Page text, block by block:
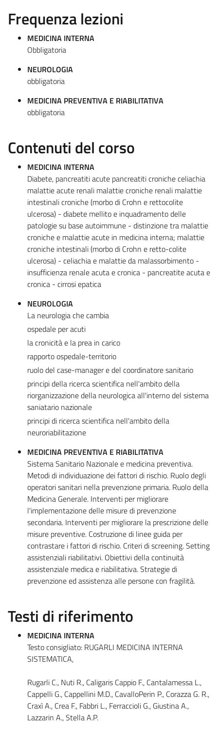
Frequenza lezioni
MEDICINA INTERNA
Obbligatoria
NEUROLOGIA
obbligatoria
MEDICINA PREVENTIVA E RIABILITATIVA
obbligatoria
Contenuti del corso
MEDICINA INTERNA
Diabete, pancreatiti acute pancreatiti croniche celiachia
malattie acute renali malattie croniche renali malattie
intestinali croniche (morbo di Crohn e rettocolite
ulcerosa) - diabete mellito e inquadramento delle
patologie su base autoimmune - distinzione tra malattie
croniche e malattie acute in medicina interna; malattie
croniche intestinali (morbo di Crohn e retto-colite
ulcerosa) - celiachia e malattie da malassorbimento -
insufficienza renale acuta e cronica - pancreatite acuta e
cronica - cirrosi epatica
NEUROLOGIA
La neurologia che cambia
ospedale per acuti
la cronicità e la prea in carico
rapporto ospedale-territorio
ruolo del case-manager e del coordinatore sanitario
principi della ricerca scientifica nell'ambito della
riorganizzazione della neurologica all'interno del sistema
saniatario nazionale
principi di ricerca scientifica nell'ambito della
neuroriabilitazione
MEDICINA PREVENTIVA E RIABILITATIVA
Sistema Sanitario Nazionale e medicina preventiva.
Metodi di individuazione dei fattori di rischio. Ruolo degli
operatori sanitari nella prevenzione primaria. Ruolo della
Medicina Generale. Interventi per migliorare
l'implementazione delle misure di prevenzione
secondaria. Interventi per migliorare la prescrizione delle
misure preventive. Costruzione di linee guida per
contrastare i fattori di rischio. Criteri di screening. Setting
assistenziali riabilitativi. Obiettivi della continuità
assistenziale medica e riabilitativa. Strategie di
prevenzione ed assistenza alle persone con fragilità.
Testi di riferimento
MEDICINA INTERNA
Testo consigliato: RUGARLI MEDICINA INTERNA
SISTEMATICA,
Rugarli C., Nuti R., Caligaris Cappio F., Cantalamessa L.,
Cappelli G., Cappellini M.D., CavalloPerin P., Corazza G. R.,
Craxì A., Crea F., Fabbri L., Ferraccioli G., Giustina A.,
Lazzarin A., Stella A.P.